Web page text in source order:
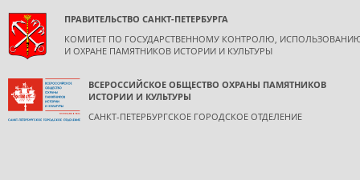
ПРАВИТЕЛЬСТВО САНКТ-ПЕТЕРБУРГА
КОМИТЕТ ПО ГОСУДАРСТВЕННОМУ КОНТРОЛЮ,
И ОХРАНЕ ПАМЯТНИКОВ ИСТОРИИ И КУЛЬТУРЫ
ВСЕРОССИЙСКОЕ ОБЩЕСТВО ОХРАНЫ ПАМЯТНИКОВ
ИСТОРИИ И КУЛЬТУРЫ
САНКТ-ПЕТЕРБУРГСКОЕ ГОРОДСКОЕ ОТДЕЛЕНИЕ